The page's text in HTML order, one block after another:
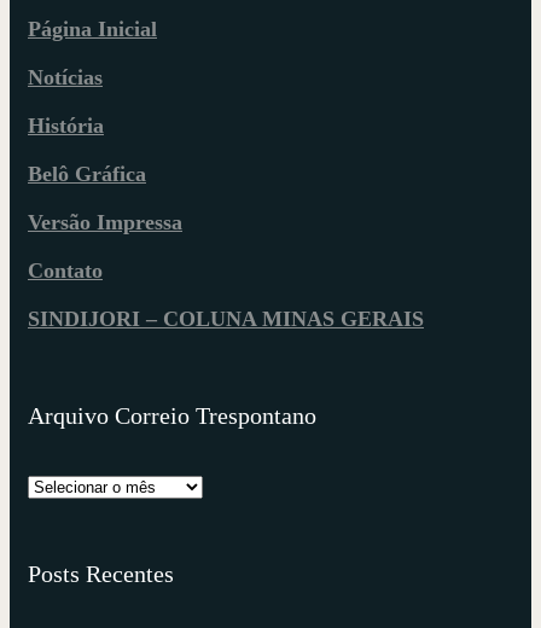
Página Inicial
Notícias
História
Belô Gráfica
Versão Impressa
Contato
SINDIJORI – COLUNA MINAS GERAIS
Arquivo Correio Trespontano
Posts Recentes